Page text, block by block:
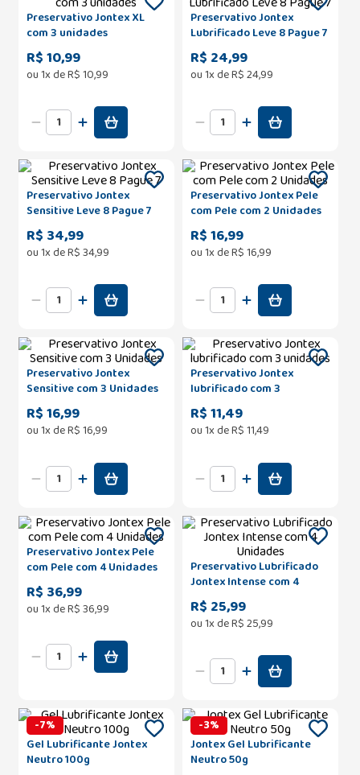
Preservativo Jontex XL
com 3 unidades
R$ 10,99
ou1x deR$10,99
Preservativo Jontex
Lubrificado Leve 8 Pague 7
R$ 24,99
ou1x deR$24,99
Preservativo Jontex
Sensitive Leve 8 Pague 7
R$ 34,99
ou1x deR$34,99
Preservativo Jontex Pele
com Pele com 2 Unidades
R$ 16,99
ou1x deR$16,99
Preservativo Jontex
Sensitive com 3 Unidades
R$ 16,99
ou1x deR$16,99
Preservativo Jontex
lubrificado com 3
unidades
R$ 11,49
ou1x deR$11,49
Preservativo Jontex Pele
com Pele com 4 Unidades
R$ 36,99
ou1x deR$36,99
Preservativo Lubrificado
Jontex Intense com 4
Unidades
R$ 25,99
ou1x deR$25,99
-7%
Gel Lubrificante Jontex
Neutro 100g
-3%
Jontex Gel Lubrificante
Neutro 50g